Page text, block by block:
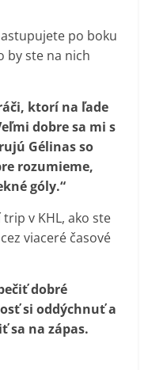
po boku
by ste na nich
ktorí na ľade
dobre sa mi s
Gélinas so
rozumieme,
góly.“
v KHL, ako ste
viaceré časové
dobré
si oddýchnuť a
sa na zápas.